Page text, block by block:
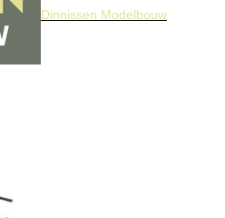
Dinnissen Modelbouw